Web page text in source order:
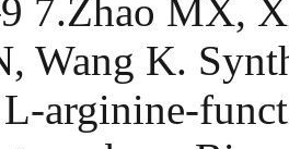
7.Zhao MX,
Wang K.
arginine-